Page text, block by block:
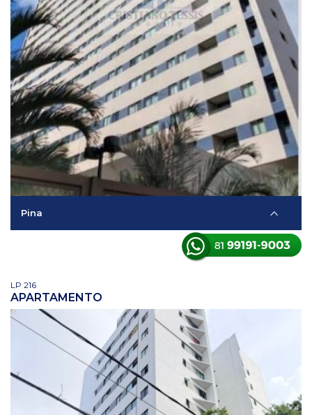
Pina
LP 216
APARTAMENTO